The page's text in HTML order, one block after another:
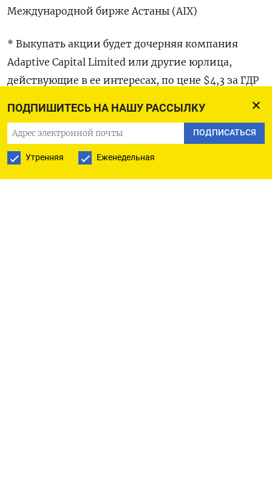
ПОДПИШИТЕСЬ НА НАШУ РАССЫЛКУ
ПОДПИСАТЬСЯ
Утренняя Еженедельная
Международной бирже Астаны (AIX)
* Выкупать акции будет дочерняя компания
Adaptive Capital Limited или другие юрлица,
действующие в ее интересах, по цене $4,3 за ГДР
* Приобретение начнется в понедельник и будет
завершено не позднее 20 декабря
* Ранее Globaltrans провел листинг ГДР на
Астанинской бирже с одновременным